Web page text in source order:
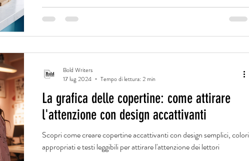
La grafica delle copertine: come attirare
l'attenzione con design accattivanti
Scopri come creare copertine accattivanti con design semplici, colori
appropriati e testi leggibili per attirare l'attenzione dei lettori
Bold Writers
17 lug 2024
Tempo di lettura: 2 min